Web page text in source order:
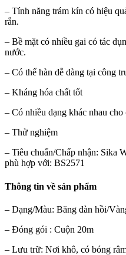
– Tính năng trám kín có hiệu
rắn.
– Bề mặt có nhiều gai có tác
nước.
– Có thể hàn dễ dàng tại công
– Kháng hóa chất tốt
– Có nhiều dạng khác nhau
– Thử nghiệm
– Tiêu chuẩn/Chấp nhận: Sika
phù hợp với: BS2571
Thông tin về sản phẩm
– Dạng/Màu: Băng đàn hồi/
– Đóng gói : Cuộn 20m
– Lưu trữ: Nơi khô, có bóng